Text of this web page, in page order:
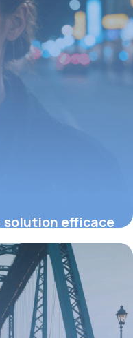
efficace
impacts